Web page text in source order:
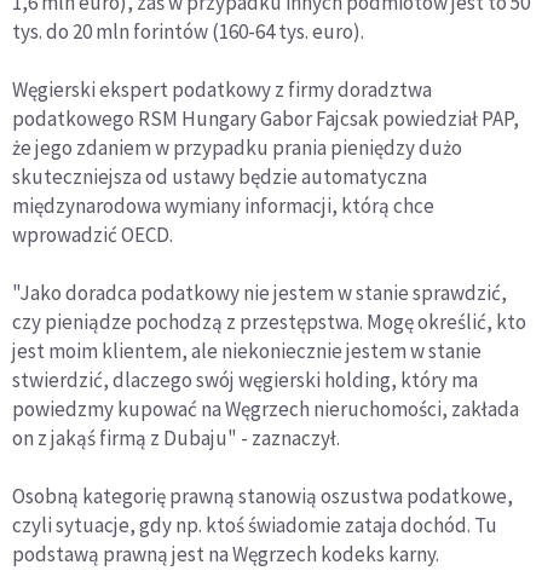
tys. do 20 mln forintów (160-64 tys. euro).
Węgierski ekspert podatkowy z firmy doradztwa
podatkowego RSM Hungary Gabor Fajcsak powiedział PAP,
że jego zdaniem w przypadku prania pieniędzy dużo
skuteczniejsza od ustawy będzie automatyczna
międzynarodowa wymiany informacji, którą chce
wprowadzić OECD.
"Jako doradca podatkowy nie jestem w stanie sprawdzić,
czy pieniądze pochodzą z przestępstwa. Mogę określić, kto
jest moim klientem, ale niekoniecznie jestem w stanie
stwierdzić, dlaczego swój węgierski holding, który ma
powiedzmy kupować na Węgrzech nieruchomości, zakłada
on z jakąś firmą z Dubaju" - zaznaczył.
Osobną kategorię prawną stanowią oszustwa podatkowe,
czyli sytuacje, gdy np. ktoś świadomie zataja dochód. Tu
podstawą prawną jest na Węgrzech kodeks karny.